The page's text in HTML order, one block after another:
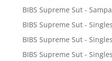
BIBS Supreme Sut -
BIBS Supreme Sut - Singles
BIBS Supreme Sut -
BIBS Supreme Sut -